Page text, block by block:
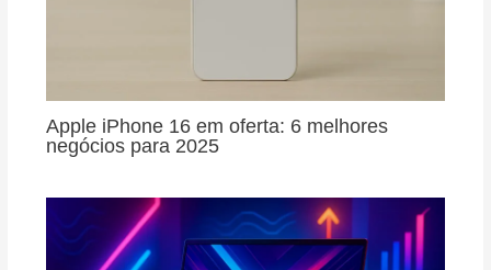
Apple iPhone 16 em oferta: 6 melhores
negócios para 2025